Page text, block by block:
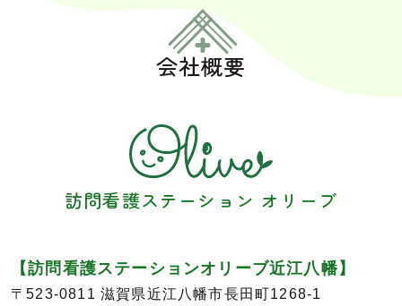
会社概要
訪問看護ステーション オリーブ
【訪問看護ステーションオリーブ近江八幡】
〒523-0811 滋賀県近江八幡市長田町1268-1